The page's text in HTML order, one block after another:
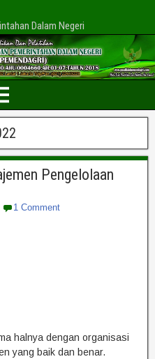
Dalam Negeri
Pengelolaan
1 Comment
halnya dengan organisasi
yang baik dan benar.